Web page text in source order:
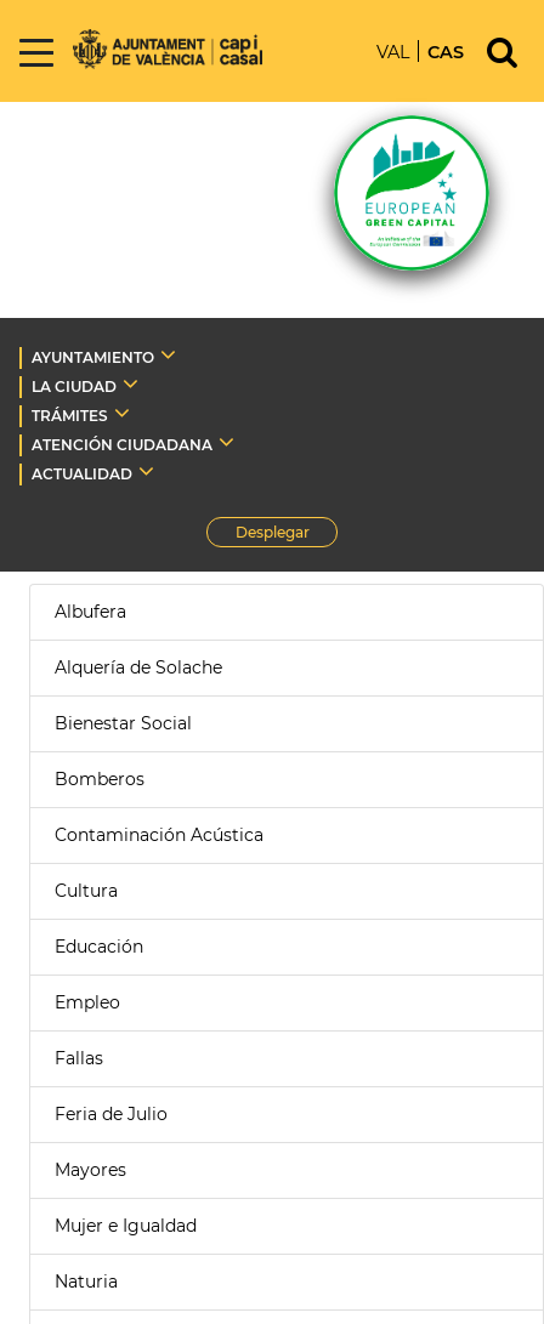
VAL CAS
AYUNTAMIENTO
LA CIUDAD
TRÁMITES
ATENCIÓN CIUDADANA
ACTUALIDAD
Desplegar
Albufera
Alquería de Solache
Bienestar Social
Bomberos
Contaminación Acústica
Cultura
Educación
Empleo
Fallas
Feria de Julio
Mayores
Mujer e Igualdad
Naturia